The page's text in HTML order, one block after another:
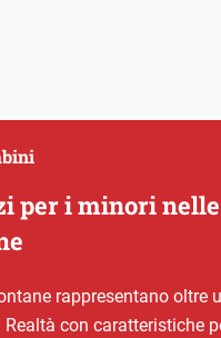
per i minori
rappresentano oltre
Realtà con caratteristiche